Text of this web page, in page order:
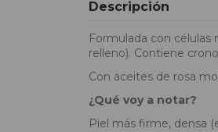
Descripción
Formulada con
relleno). Contiene
Con aceites de rosa
¿Qué voy a notar?
Piel más firme, densa